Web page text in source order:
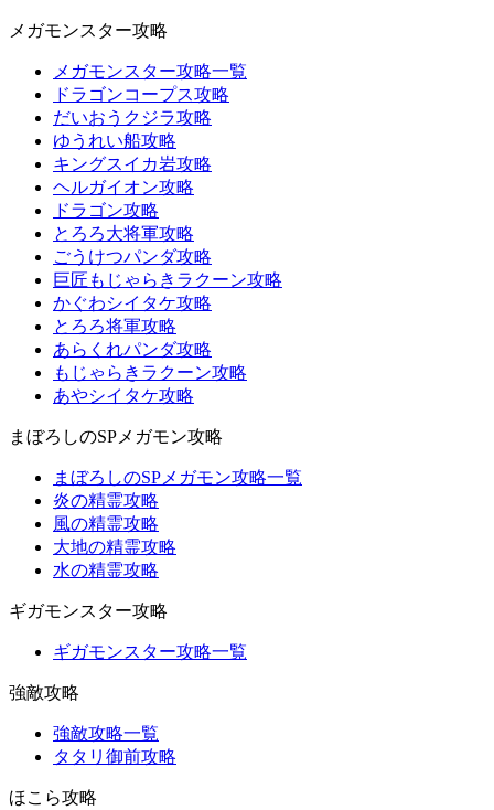
メガモンスター攻略
メガモンスター攻略一覧
ドラゴンコープス攻略
だいおうクジラ攻略
ゆうれい船攻略
キングスイカ岩攻略
ヘルガイオン攻略
ドラゴン攻略
とろろ大将軍攻略
ごうけつパンダ攻略
巨匠もじゃらきラクーン攻略
かぐわシイタケ攻略
とろろ将軍攻略
あらくれパンダ攻略
もじゃらきラクーン攻略
あやシイタケ攻略
まぼろしのSPメガモン攻略
まぼろしのSPメガモン攻略一覧
炎の精霊攻略
風の精霊攻略
大地の精霊攻略
水の精霊攻略
ギガモンスター攻略
ギガモンスター攻略一覧
強敵攻略
強敵攻略一覧
タタリ御前攻略
ほこら攻略